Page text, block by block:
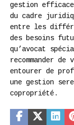
gestion efficace
du cadre
entre les
des besoins
qu’avocat
recommander
entourer de
une gestion
copropriété.